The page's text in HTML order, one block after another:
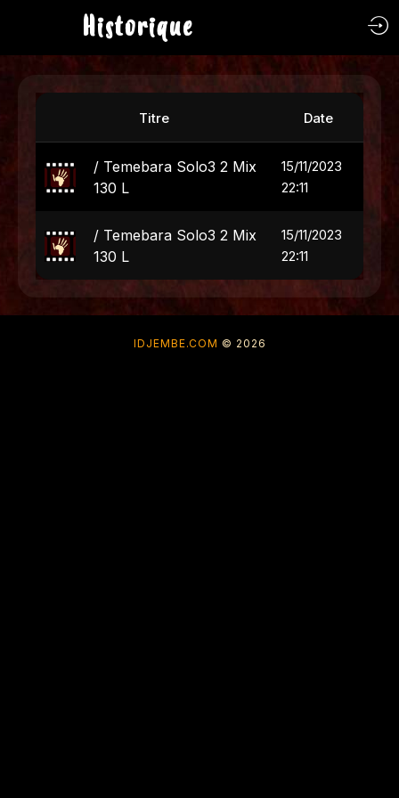
Historique
Titre Date
/ Temebara Solo3 2 Mix
130 L
15/11/2023
22:11
/ Temebara Solo3 2 Mix
130 L
15/11/2023
22:11
IDJEMBE.COM © 2026